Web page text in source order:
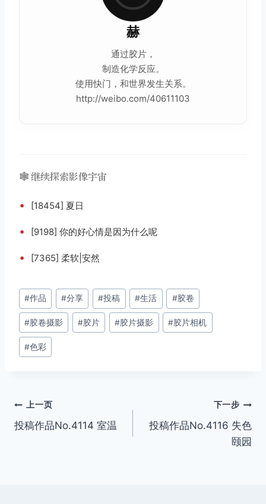
赫
通过胶片，
制造化学反应。
使用快门，和世界发生关系。
http://weibo.com/40611103
🕸️ 继续探索影像宇宙
• [18454] 夏日
• [9198] 你的好心情是因为什么呢
• [7365] 柔软|安然
文
章
标
签：
#作品 #分享 #投稿 #生活 #胶卷
#胶卷摄影 #胶片 #胶片摄影 #胶片相机
#色彩
文
章
上一页
投稿作品No.4114 室温
下一步
投稿作品No.4116 失色
颐园